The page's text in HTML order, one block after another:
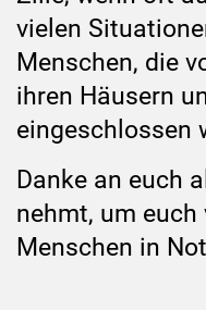
vielen
Menschen, die
ihren Häusern
eingeschlossen
Danke an euch
nehmt, um euch
Menschen in